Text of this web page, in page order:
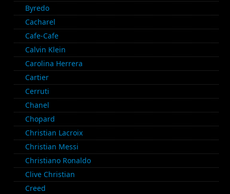
Byredo
Cacharel
Cafe-Cafe
Calvin Klein
Carolina Herrera
Cartier
Cerruti
Chanel
Chopard
Christian Lacroix
Christian Messi
Christiano Ronaldo
Clive Christian
Creed